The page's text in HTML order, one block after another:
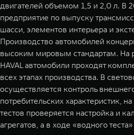
двигателей объемом 1,5 и 2,0 л. В
предприятие по выпуску
шасси, элементов интерьера и
Производство автомобилей
высоким мировым стандартам. На
HAVAL автомобили проходят
всех этапах производства. В
осуществляется контроль
потребительских характеристик,
тестов проверяется настройка и
агрегатов, а в ходе «водного